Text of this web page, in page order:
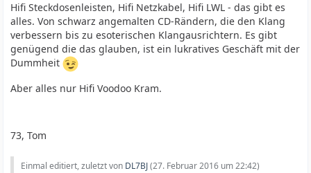
Hifi Steckdosenleisten, Hifi Netzkabel, Hifi LWL - das gibt es
alles. Von schwarz angemalten CD-Rändern, die den Klang
verbessern bis zu esoterischen Klangausrichtern. Es gibt
genügend die das glauben, ist ein lukratives Geschäft mit der
Dummheit
Aber alles nur Hifi Voodoo Kram.
73, Tom
Einmal editiert, zuletzt von DL7BJ(27. Februar 2016 um 22:42)